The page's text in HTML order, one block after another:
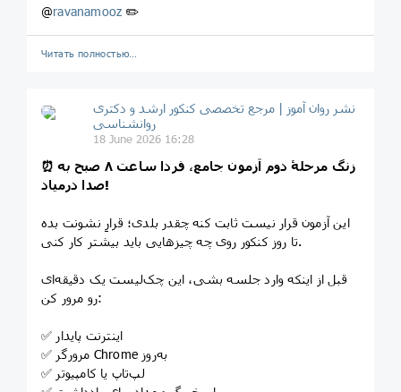
@ravanamooz ✏️
Читать полностью…
نشر روان‌ آموز | مرجع تخصصی کنکور ارشد و دکتری
روانشناسی
18 June 2026 16:28
⏰ زنگ مرحلۀ دوم آزمون جامع، فردا ساعت ۸ صبح به
صدا درمیاد!
این آزمون قرار نیست ثابت کنه چقدر بلدی؛ قرارِ نشونت بده
تا روز کنکور روی چه چیزهایی باید بیشتر کار کنی.
قبل از اینکه وارد جلسه بشی، این چک‌لیست یک دقیقه‌ای
رو مرور کن:
✅ اینترنت پایدار
✅ مرورگر Chrome به‌روز
✅ لپ‌تاپ یا کامپیوتر